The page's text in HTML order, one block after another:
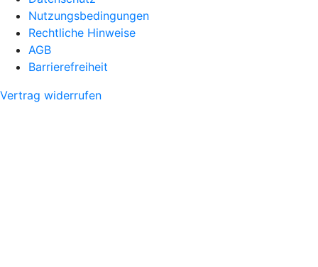
Nutzungsbedingungen
Rechtliche Hinweise
AGB
Barrierefreiheit
Vertrag widerrufen